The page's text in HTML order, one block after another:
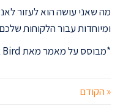
מה שאני עושה הוא לעזור
ומיוחדות עבור הלקוחות
*מבוסס על מאמר מאת Nick Bird
« הקודם